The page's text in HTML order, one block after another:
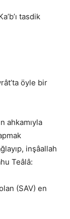
tasdik
öyle bir
ahkamıyla
inşâallah
Teâlâ:
(SAV) en